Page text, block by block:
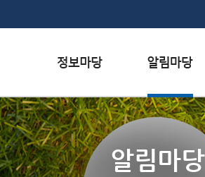
서식자료실
채용정보
인재정보
행사일정
공지사항
홍보/보도자료
알림마당